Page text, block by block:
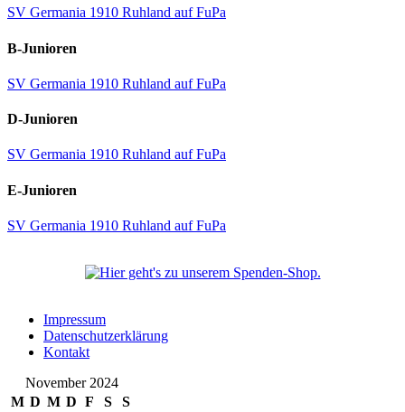
SV Germania 1910 Ruhland auf FuPa
B-Junioren
SV Germania 1910 Ruhland auf FuPa
D-Junioren
SV Germania 1910 Ruhland auf FuPa
E-Junioren
SV Germania 1910 Ruhland auf FuPa
Impressum
Datenschutzerklärung
Kontakt
November 2024
M D M D F S
S